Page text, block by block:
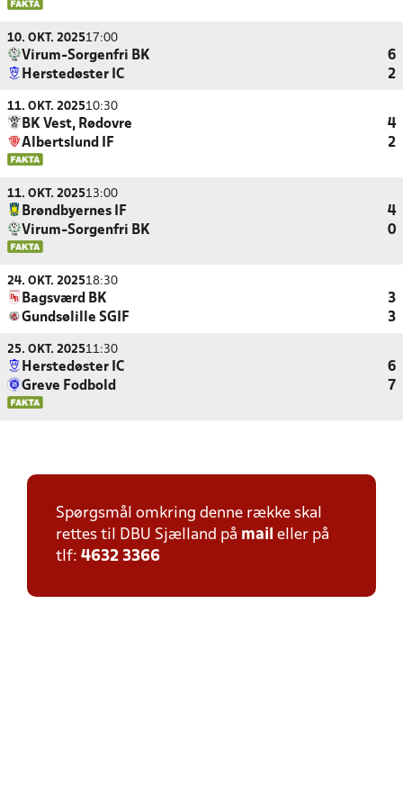
10. OKT. 202517:00
Virum-Sorgenfri BK
6
Herstedøster IC
2
11. OKT. 202510:30
BK Vest, Rødovre
4
Albertslund IF
2
11. OKT. 202513:00
Brøndbyernes IF
4
Virum-Sorgenfri BK
0
24. OKT. 202518:30
Bagsværd BK
3
Gundsølille SGIF
3
25. OKT. 202511:30
Herstedøster IC
6
Greve Fodbold
7
Spørgsmål omkring denne række skal
rettes til DBU Sjælland på mail eller på
tlf: 4632 3366